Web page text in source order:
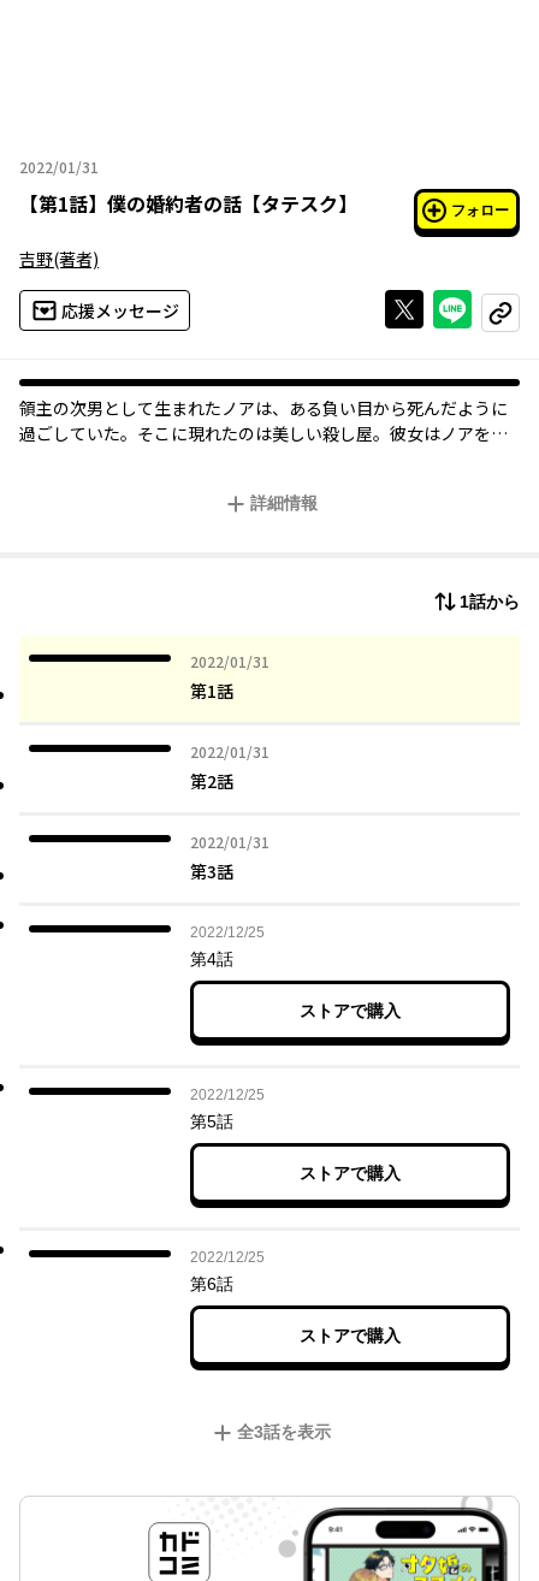
2022/01/31
2022年01月31日
【第1話】 僕の婚約者の話【タテスク】 フォロー
吉野(著者)
応援メッセージ Xで投稿する
ライン
コピー
領主の次男として生まれたノアは、ある負い目から死んだように
過ごしていた。そこに現れたのは美しい殺し屋。彼女はノアを追
どうやら一流の暗殺者に惚れられてしまったようです!?オールKAD
詳細情報
1話から
2022/01/31
2022年01月31日
第1話
2022/01/31
2022年01月31日
第2話
2022/01/31
2022年01月31日
第3話
2022/12/25
2022年12月25日
第4話
ストアで購入
2022/12/25
2022年12月25日
第5話
ストアで購入
2022/12/25
2022年12月25日
第6話
ストアで購入
全3話を表示